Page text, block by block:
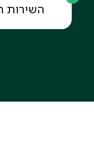
השירות